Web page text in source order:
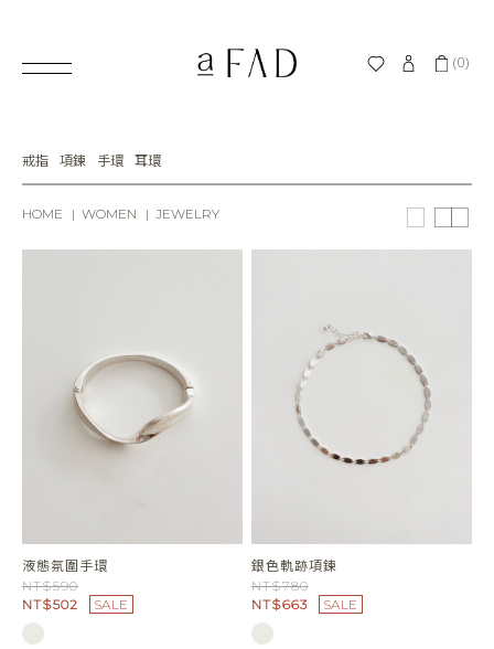
(0)
HOME WOMEN JEWELRY
戒指 項鍊 手環 耳環
液態氛圍手環
NT$590
NT$502
SALE
銀色軌跡項鍊
NT$780
NT$663
SALE